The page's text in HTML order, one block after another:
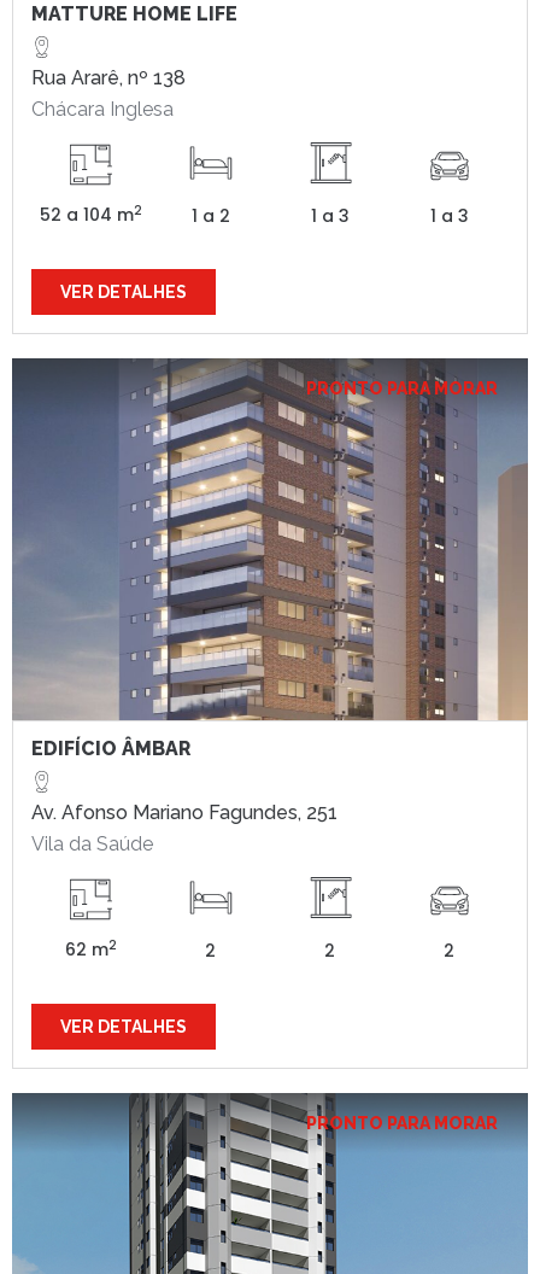
MATTURE HOME LIFE
Rua Ararê, nº 138
Chácara Inglesa
52 a 104 m2 1 a 2 1 a 3 1 a 3
VER DETALHES
PRONTO PARA MORAR
EDIFÍCIO ÂMBAR
Av. Afonso Mariano Fagundes, 251
Vila da Saúde
62 m2 2 2 2
VER DETALHES
PRONTO PARA MORAR